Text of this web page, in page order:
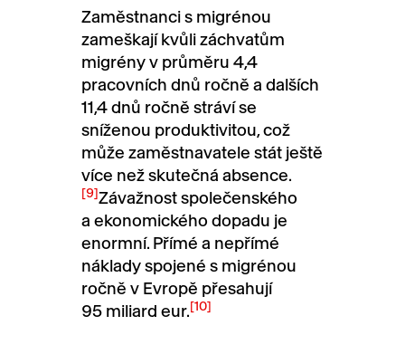
Zaměstnanci s migrénou
zameškají kvůli záchvatům
migrény v průměru 4,4
pracovních dnů ročně a dalších
11,4 dnů ročně stráví se
sníženou produktivitou, což
může zaměstnavatele stát ještě
více než skutečná absence.
[9]Závažnost společenského
a ekonomického dopadu je
enormní. Přímé a nepřímé
náklady spojené s migrénou
ročně v Evropě přesahují
95 miliard eur.[10]